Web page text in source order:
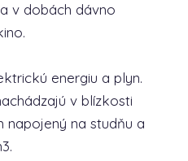
v dobách dávno
energiu a plyn.
v blízkosti
na studňu a